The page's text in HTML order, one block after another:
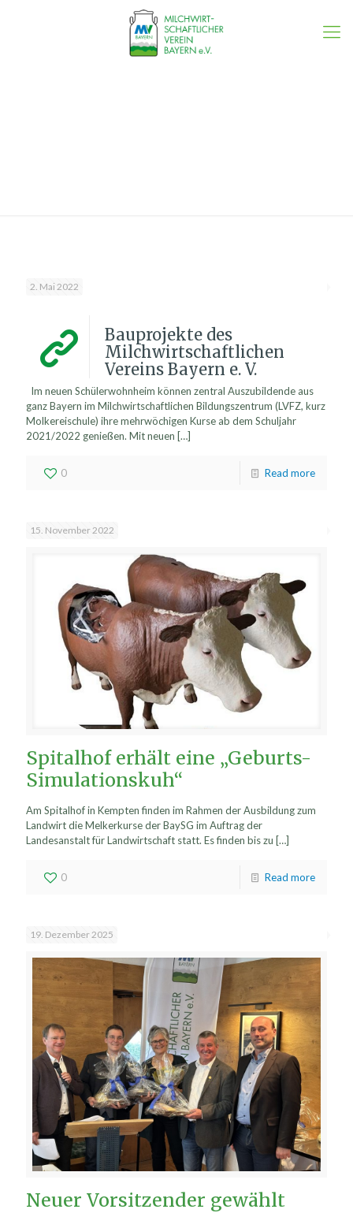
2. Mai 2022
Bauprojekte des
Milchwirtschaftlichen
Vereins Bayern e. V.
Im neuen Schülerwohnheim können zentral Auszubildende aus
ganz Bayern im Milchwirtschaftlichen Bildungszentrum (LVFZ, kurz
Molkereischule) ihre mehrwöchigen Kurse ab dem Schuljahr
2021/2022 genießen. Mit neuen […]
0 Read more
15. November 2022
Spitalhof erhält eine „Geburts-
Simulationskuh“
Am Spitalhof in Kempten finden im Rahmen der Ausbildung zum
Landwirt die Melkerkurse der BaySG im Auftrag der
Landesanstalt für Landwirtschaft statt. Es finden bis zu […]
0 Read more
19. Dezember 2025
Neuer Vorsitzender gewählt